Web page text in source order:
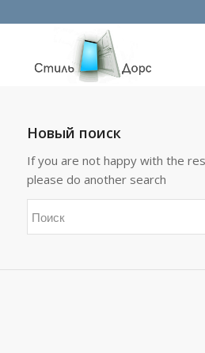
Новый поиск
If you are not happy with the
please do another search